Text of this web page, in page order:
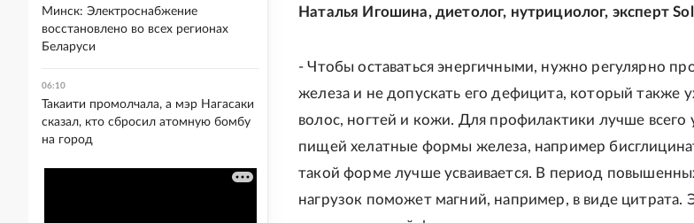
Наталья Игошина, диетолог, нутрициолог, эксперт
- Чтобы оставаться энергичными, нужно регулярно
железа и не допускать его дефицита, который также
волос, ногтей и кожи. Для профилактики лучше всего
пищей хелатные формы железа, например
такой форме лучше усваивается. В период
нагрузок поможет магний, например, в виде цитрата.
Минск: Электроснабжение
восстановлено во всех регионах
Беларуси
06:10
Такаити промолчала, а мэр Нагасаки
сказал, кто сбросил атомную бомбу
на город